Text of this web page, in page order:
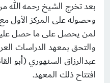
وحصوله على المركز الأول
لمن يحصل على ما حصل
والتحق بمعهد الدراسات
عبدالرزاق السنهوري (أبو
افتتاح ذلك المعهد.